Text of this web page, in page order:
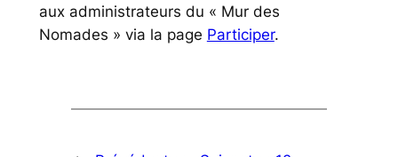
aux administrateurs du « Mur des
Nomades » via la page Participer.